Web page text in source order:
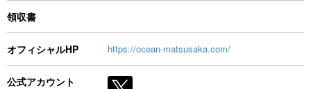
領収書
オフィシャルHP https://ocean-matsusaka.com/
公式アカウント